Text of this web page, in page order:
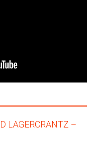
LAGERCRANTZ –